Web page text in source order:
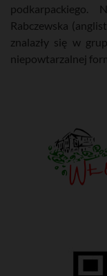
podkarpackiego.
Rabczewska
znalazły się w
niepowtarzalnej